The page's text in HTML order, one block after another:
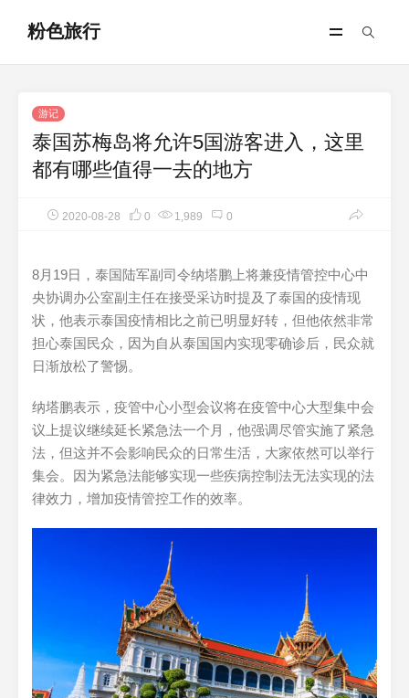
粉色旅行
游记
泰国苏梅岛将允许5国游客进入，这里
都有哪些值得一去的地方
2020-08-28 0 1,989 0
8月19日，泰国陆军副司令纳塔鹏上将兼疫情管控中心中
央协调办公室副主任在接受采访时提及了泰国的疫情现
状，他表示泰国疫情相比之前已明显好转，但他依然非常
担心泰国民众，因为自从泰国国内实现零确诊后，民众就
日渐放松了警惕。
纳塔鹏表示，疫管中心小型会议将在疫管中心大型集中会
议上提议继续延长紧急法一个月，他强调尽管实施了紧急
法，但这并不会影响民众的日常生活，大家依然可以举行
集会。因为紧急法能够实现一些疾病控制法无法实现的法
律效力，增加疫情管控工作的效率。